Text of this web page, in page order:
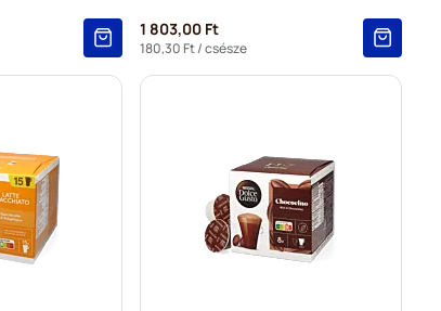
1 803,00 Ft
180,30 Ft/ csésze